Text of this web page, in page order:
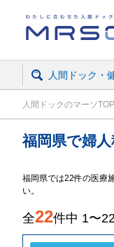
人間ドック・
人間ドックのマーソTOP
福岡県で婦
福岡県では22件の医療
い。
全22件中 1〜